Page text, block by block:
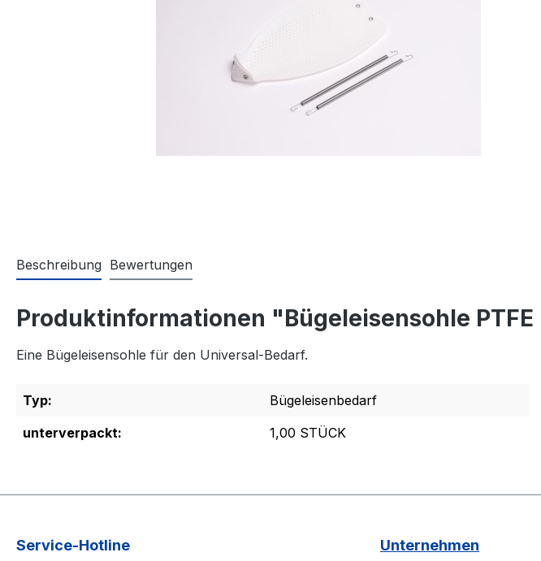
Beschreibung Bewertungen
Produktinformationen "Bügeleisensohle
Eine Bügeleisensohle für den Universal-Bedarf.
Typ:
Bügeleisenbedarf
unterverpackt:
1,00 STÜCK
Service-Hotline Unternehmen